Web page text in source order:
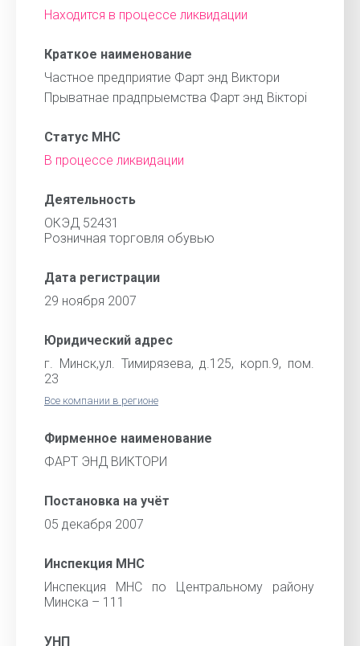
Находится в процессе ликвидации
Краткое наименование
Частное предприятие Фарт энд Виктори
Прыватнае прадпрыемства Фарт энд Вiкторi
Статус МНС
В процессе ликвидации
Деятельность
ОКЭД 52431
Розничная торговля обувью
Дата регистрации
29 ноября 2007
Юридический адрес
г. Минск,ул. Тимирязева, д.125, корп.9, пом.
23
Все компании в регионе
Фирменное наименование
ФАРТ ЭНД ВИКТОРИ
Постановка на учёт
05 декабря 2007
Инспекция МНС
Инспекция МНС по Центральному району
Минска – 111
УНП